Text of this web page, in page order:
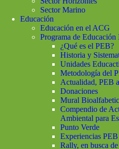
Sector Marino
Educación
Educación en el ACG
Programa de
¿Qué es el PEB?
Historia y
Unidades
Metodología del
Actualidad, PEB
Donaciones
Mural
Compendio de
Ambiental para
Punto Verde
Experiencias PEB
Rally, en busca